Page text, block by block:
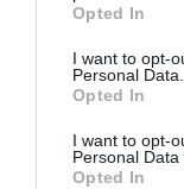
use your data for
consent section.
Opted In
I want to opt-
Personal Data.
Opted In
I want to opt-
Personal Data
Opted In
σώματος σε πιο
Η σύνθεσή του δεν
Εφαρμόστε μικρή
δημιουργήστε αφρό με
Συστατικά: